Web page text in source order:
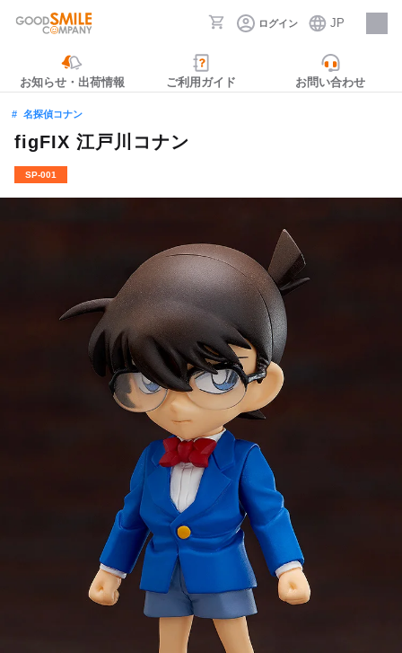
ログイン JP
採用情報
お知らせ・出荷情報 ご利用ガイド お問い合わせ
名探偵コナン
figFIX 江戸川コナン
SP-001